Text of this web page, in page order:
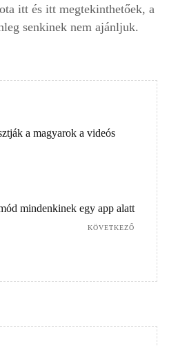
itt és itt megtekinthetőek, a
senkinek nem ajánljuk.
a magyarok a videós
mindenkinek egy app alatt
KÖVETKEZŐ